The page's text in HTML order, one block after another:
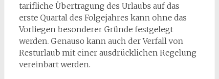
tarifliche Übertragung des Urlaubs auf das
erste Quartal des Folgejahres kann ohne das
Vorliegen besonderer Gründe festgelegt
werden. Genauso kann auch der Verfall von
Resturlaub mit einer ausdrücklichen Regelung
vereinbart werden.